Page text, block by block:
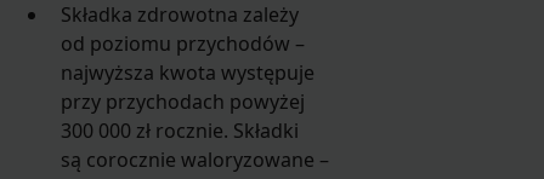
Składka zdrowotna zależy
od poziomu przychodów –
najwyższa kwota występuje
przy przychodach powyżej
300 000 zł rocznie. Składki
są corocznie waloryzowane –